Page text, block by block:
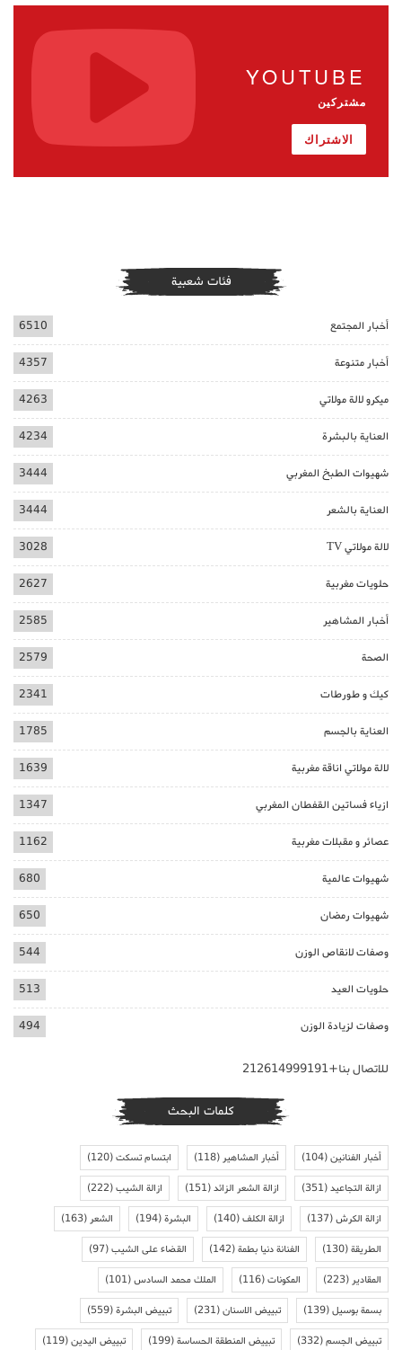
YOUTUBE
مشتركين
الاشتراك
فئات شعبية
أخبار المجتمع 6510
أخبار متنوعة 4357
ميكرو لالة مولاتي 4263
العناية بالبشرة 4234
شهيوات الطبخ المغربي 3444
العناية بالشعر 3444
لالة مولاتي TV 3028
حلويات مغربية 2627
أخبار المشاهير 2585
الصحة 2579
كيك و طورطات 2341
العناية بالجسم 1785
لالة مولاتي اناقة مغربية 1639
ازياء فساتين القفطان المغربي 1347
عصائر و مقبلات مغربية 1162
شهيوات عالمية 680
شهيوات رمضان 650
وصفات لانقاص الوزن 544
حلويات العيد 513
وصفات لزيادة الوزن 494
للاتصال بنا+212614999191
كلمات البحث
أخبار الفنانين(104) أخبار المشاهير(118) ابتسام تسكت(120)
ازالة التجاعيد(351) ازالة الشعر الزائد(151) ازالة الشيب(222)
ازالة الكرش(137) ازالة الكلف(140) البشرة(194) الشعر(163)
الطريقة(130) الفنانة دنيا بطمة(142) القضاء على الشيب(97)
المقادير(223) المكونات(116) الملك محمد السادس(101)
بسمة بوسيل(139) تبييض الاسنان(231) تبييض البشرة(559)
تبييض الجسم(332) تبييض المنطقة الحساسة(199) تبييض اليدين(119)